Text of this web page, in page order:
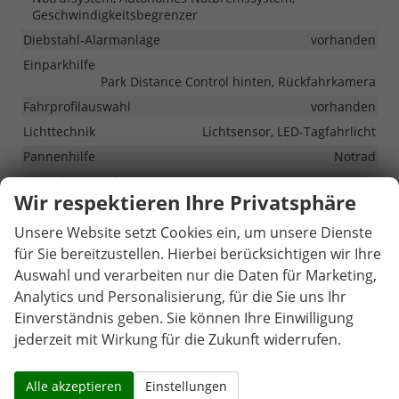
Geschwindigkeitsbegrenzer
Diebstahl-Alarmanlage
vorhanden
Einparkhilfe
Park Distance Control hinten, Rückfahrkamera
Fahrprofilauswahl
vorhanden
Lichttechnik
Lichtsensor, LED-Tagfahrlicht
Pannenhilfe
Notrad
Zentralverriegelung
Zentralverriegelung, Zentralverriegelung mit
Funkfernbedienung
Außen
Anhängerkupplung
Anhängerkupplung-Vorbereitung
Außenspiegel
Außenspiegel beheizbar, Außenspiegel elektrisch
verstellbar
Scheiben, Verglasung
Wir respektieren Ihre Privatsphäre
Unsere Website setzt Cookies ein, um unsere Dienste
für Sie bereitzustellen. Hierbei berücksichtigen wir Ihre
Auswahl und verarbeiten nur die Daten für Marketing,
Analytics und Personalisierung, für die Sie uns Ihr
Einverständnis geben. Sie können Ihre Einwilligung
jederzeit mit Wirkung für die Zukunft widerrufen.
Alle akzeptieren Einstellungen